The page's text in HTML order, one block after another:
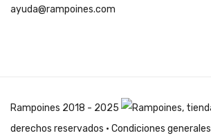
ayuda@rampoines.com
Rampoines 2018 - 2025
derechos reservados · Condiciones generales